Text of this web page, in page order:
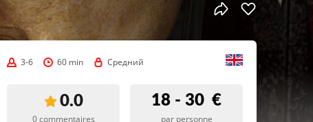
3-6 60 min Средний
0.0
0 commentaires
18 - 30 €
par personne